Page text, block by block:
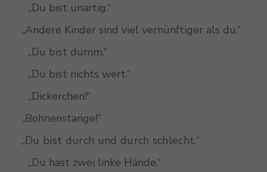
„Du bist unartig.“
„Andere Kinder sind viel vernünftiger als du.“
„Du bist dumm.“
„Du bist nichts wert.“
„Dickerchen!“
„Bohnenstange!“
„Du bist durch und durch schlecht.“
„Du hast zwei linke Hände.“